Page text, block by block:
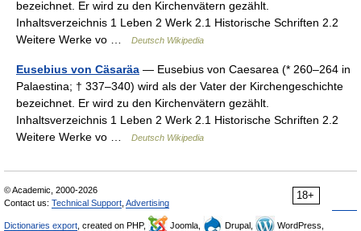
bezeichnet. Er wird zu den Kirchenvätern gezählt.
Inhaltsverzeichnis 1 Leben 2 Werk 2.1 Historische Schriften 2.2
Weitere Werke vo …
Deutsch Wikipedia
Eusebius von Cäsaräa — Eusebius von Caesarea (* 260–264 in
Palaestina; † 337–340) wird als der Vater der Kirchengeschichte
bezeichnet. Er wird zu den Kirchenvätern gezählt.
Inhaltsverzeichnis 1 Leben 2 Werk 2.1 Historische Schriften 2.2
Weitere Werke vo …
Deutsch Wikipedia
18+
© Academic, 2000-2026
Contact us: Technical Support Advertising
Dictionaries export , created on PHP, Joomla, Drupal,
WordPress,